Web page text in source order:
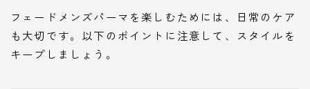
フェードメンズパーマを楽しむためには、日常のケア
も大切です。以下のポイントに注意して、スタイルを
キープしましょう。